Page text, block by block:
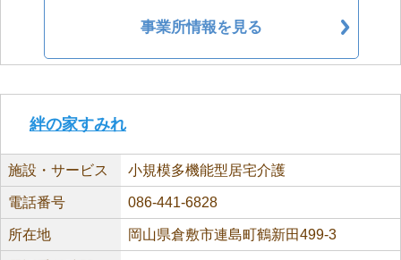
事業所情報を見る
絆の家すみれ
施設・サービス 小規模多機能型居宅介護
電話番号 086-441-6828
所在地 岡山県倉敷市連島町鶴新田499-3